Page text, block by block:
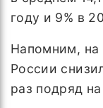
году и 9% в
Напомним, на
России
раз подряд